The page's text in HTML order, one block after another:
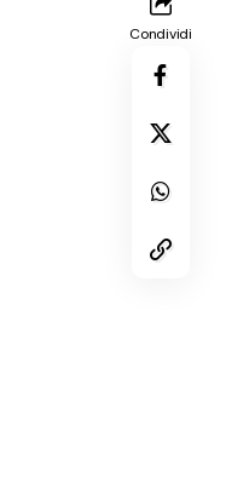
Condividi